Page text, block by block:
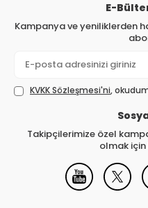
E-
Kampanya ve yeniliklerden
KVKK Sözleşmesi'ni,
Takipçilerimize özel
olmak